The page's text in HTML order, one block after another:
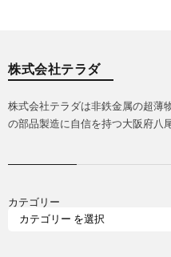
株式会社テラダ
株式会社テラダは非鉄金属の超薄
の部品製造に自信を持つ大阪府八
カテゴリー